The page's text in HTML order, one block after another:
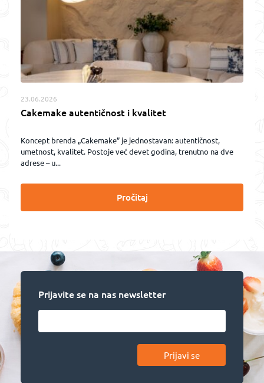
23.06.2026
Cakemake autentičnost i kvalitet
Koncept brenda „Cakemake” je jednostavan: autentičnost,
umetnost, kvalitet. Postoje već devet godina, trenutno na dve
adrese – u...
Pročitaj
Prijavite se na nas newsletter
Prijavi se